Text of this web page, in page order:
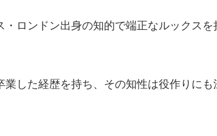
・ロンドン出身の知的で端正なルックス
した経歴を持ち、その知性は役作りにも